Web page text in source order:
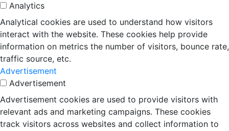
Analytics
Analytical cookies are used to understand how visitors
interact with the website. These cookies help provide
information on metrics the number of visitors, bounce rate,
traffic source, etc.
Advertisement
Advertisement
Advertisement cookies are used to provide visitors with
relevant ads and marketing campaigns. These cookies
track visitors across websites and collect information to